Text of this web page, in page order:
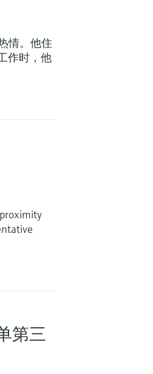
情。他住
作时，他
第三